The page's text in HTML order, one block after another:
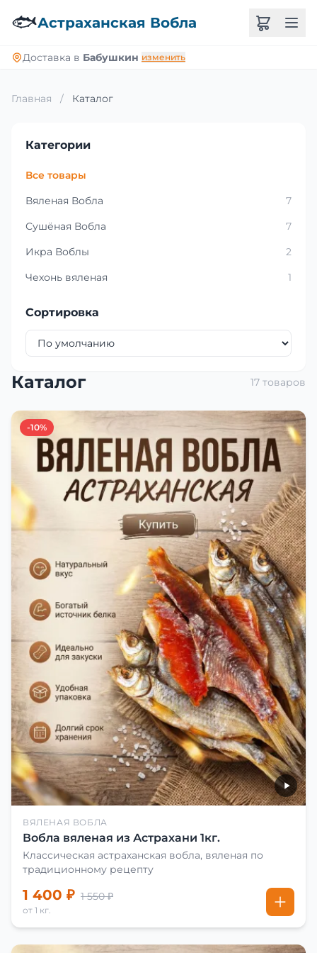
🐟Астраханская Вобла
Доставка в Бабушкин изменить
Главная / Каталог
Категории
Все товары
Вяленая Вобла
7
Сушёная Вобла
7
Икра Воблы
2
Чехонь вяленая
1
Сортировка
Каталог 17 товаров
-10%
ВЯЛЕНАЯ ВОБЛА
Вобла вяленая из Астрахани 1кг.
Классическая астраханская вобла, вяленая по
традиционному рецепту
1 400 ₽ 1 550 ₽
от 1 кг.